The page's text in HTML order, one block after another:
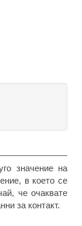
значение на
в което се
че очаквате
за контакт.